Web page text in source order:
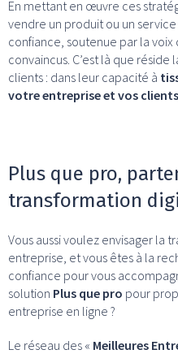
En mettant en œuvre ces
vendre un produit ou un
confiance, soutenue par la
convaincus. C’est là que
clients : dans leur capacité à
votre entreprise et vos
Plus que pro,
transformation
Vous aussi voulez envisager la
entreprise, et vous êtes à la
confiance pour vous
solution Plus que pro pour
entreprise en ligne ?
Le réseau des « Meilleures